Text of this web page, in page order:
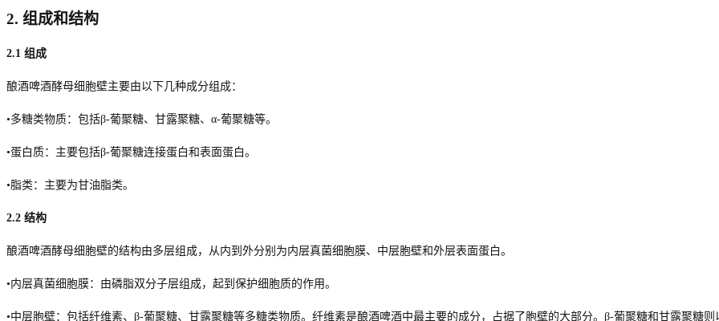
2. 组成和结构
2.1 组成
酿酒啤酒酵母细胞壁主要由以下几种成分组成：
•多糖类物质：包括β-葡聚糖、甘露聚糖、α-葡聚糖等。
•蛋白质：主要包括β-葡聚糖连接蛋白和表面蛋白。
•脂类：主要为甘油脂类。
2.2 结构
酿酒啤酒酵母细胞壁的结构由多层组成，从内到外分别为内层真菌细胞膜、中层胞壁和外层表面蛋白。
•内层真菌细胞膜：由磷脂双分子层组成，起到保护细胞质的作用。
•中层胞壁：包括纤维素、β-葡聚糖、甘露聚糖等多糖类物质。纤维素是酿酒啤酒中最主要的成分，占据了胞壁的大部分。β-葡聚糖和甘露聚糖则